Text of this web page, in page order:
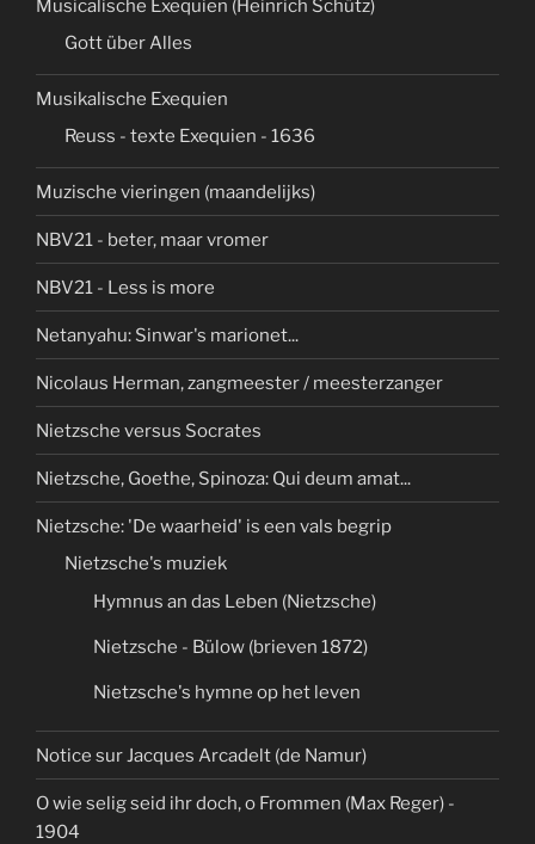
Musicalische Exequien (Heinrich Schütz)
Gott über Alles
Musikalische Exequien
Reuss - texte Exequien - 1636
Muzische vieringen (maandelijks)
NBV21 - beter, maar vromer
NBV21 - Less is more
Netanyahu: Sinwar's marionet...
Nicolaus Herman, zangmeester / meesterzanger
Nietzsche versus Socrates
Nietzsche, Goethe, Spinoza: Qui deum amat...
Nietzsche: 'De waarheid' is een vals begrip
Nietzsche's muziek
Hymnus an das Leben (Nietzsche)
Nietzsche - Bülow (brieven 1872)
Nietzsche's hymne op het leven
Notice sur Jacques Arcadelt (de Namur)
O wie selig seid ihr doch, o Frommen (Max Reger) -
1904